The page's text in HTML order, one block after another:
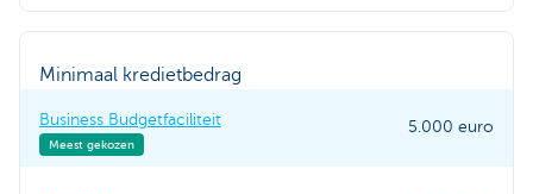
Minimaal kredietbedrag
Business Budgetfaciliteit
Meest gekozen
5.000 euro